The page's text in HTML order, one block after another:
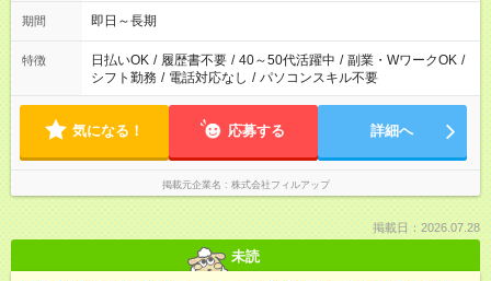
期間 即日～長期
特徴 日払いOK / 履歴書不要 / 40～50代活躍中 / 副業・WワークOK /
シフト勤務 / 電話対応なし / パソコンスキル不要
気になる！ 応募する 詳細へ
掲載元企業名 株式会社フィルアップ
掲載日：2026.07.28
未読